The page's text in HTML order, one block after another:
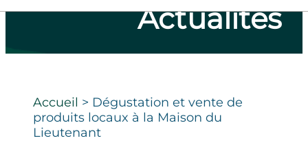
Actualités
Accueil > Dégustation et vente de
produits locaux à la Maison du
Lieutenant